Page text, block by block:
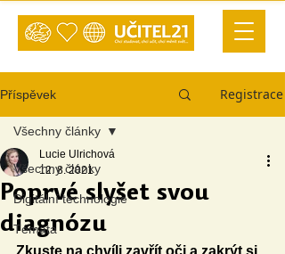
Příspěvek Registrace
Všechny články
Digitální technologie
Témata
Všechny články
Poprvé slyšet svou
diagnózu
Lucie Ulrichová
12. 8. 2021
Zkuste na chvíli zavřít oči a zakrýt si